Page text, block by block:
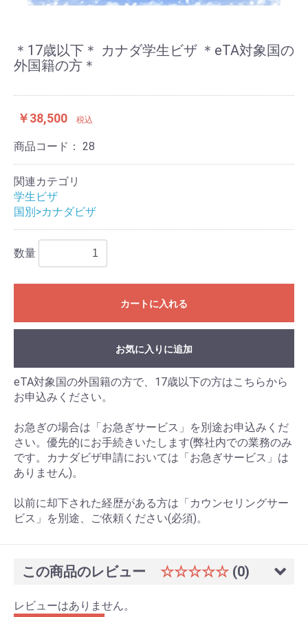
＊17歳以下＊ カナダ学生ビザ ＊eTA対象国の
外国籍の方＊
￥38,500 税込
商品コード： 28
関連カテゴリ
学生ビザ
国別>カナダビザ
数量
カートに入れる
お気に入りに追加
eTA対象国の外国籍の方で、17歳以下の方はこちらから
お申込みください。
お急ぎの場合は「お急ぎサービス」を別途お申込みくだ
さい。優先的にお手続きいたします(弊社内での業務のみ
です。カナダビザ申請においては「お急ぎサービス」は
ありません)。
以前に却下された経歴がある方は「カウンセリングサー
ビス」を別途、ご依頼ください(必須)。
この商品のレビュー ☆☆☆☆☆ (0)
レビューはありません。